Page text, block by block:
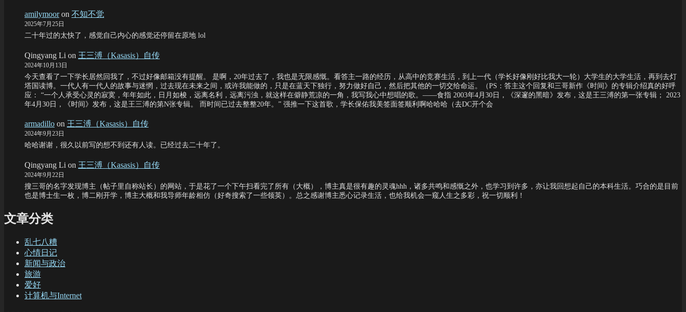
amilymooron 不知不觉
2025年7月25日
二十年过的太快了，感觉自己内心的感觉还停留在原地 lol
Qingyang Li on 王三溥（Kasasis）自传
2024年10月13日
今天查看了一下学长居然回我了，不过好像邮箱没有提醒。 是啊，20年过去了，我也是无限感慨。看答主一路的经历，从高中的竞赛生活，到上一代（学长好像刚好比我大一轮）大学生的大学生活，再到去灯
塔国读博。一代人有一代人的故事与迷惘，过去现在未来之间，或许我能做的，只是在蓝天下独行，努力做好自己，然后把其他的一切交给命运。（PS：答主这个回复和三哥新作《时间》的专辑介绍真的好呼
应： “一个人承受心灵的寂寞，年年如此，日月如梭，远离名利，远离污浊，就这样在僻静荒凉的一角，我写我心中想唱的歌。——食指 2003年4月30日，《深邃的黑暗》发布，这是王三溥的第一张专辑； 2023
年4月30日，《时间》发布，这是王三溥的第N张专辑。 而时间已过去整整20年。” 强推一下这首歌，学长保佑我美签面签顺利啊哈哈哈（去DC开个会
armadillo on 王三溥（Kasasis）自传
2024年9月23日
哈哈谢谢，很久以前写的想不到还有人读。已经过去二十年了。
Qingyang Li on 王三溥（Kasasis）自传
2024年9月22日
搜三哥的名字发现博主（帖子里自称站长）的网站，于是花了一个下午扫看完了所有（大概），博主真是很有趣的灵魂hhh，诸多共鸣和感慨之外，也学习到许多，亦让我回想起自己的本科生活。巧合的是目前
也是博士生一枚，博二刚开学，博主大概和我导师年龄相仿（好奇搜索了一些领英）。总之感谢博主悉心记录生活，也给我机会一窥人生之多彩，祝一切顺利！
文章分类
乱七八糟
心情日记
新闻与政治
旅游
爱好
计算机与Internet